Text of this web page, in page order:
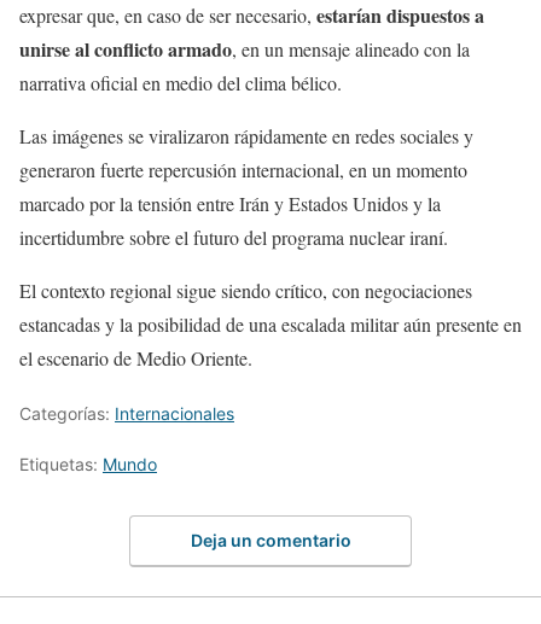
expresar que, en caso de ser necesario, estarían dispuestos a
unirse al conflicto armado, en un mensaje alineado con la
narrativa oficial en medio del clima bélico.
Las imágenes se viralizaron rápidamente en redes sociales y
generaron fuerte repercusión internacional, en un momento
marcado por la tensión entre Irán y Estados Unidos y la
incertidumbre sobre el futuro del programa nuclear iraní.
El contexto regional sigue siendo crítico, con negociaciones
estancadas y la posibilidad de una escalada militar aún presente en
el escenario de Medio Oriente.
Categorías: Internacionales
Etiquetas: Mundo
Deja un comentario